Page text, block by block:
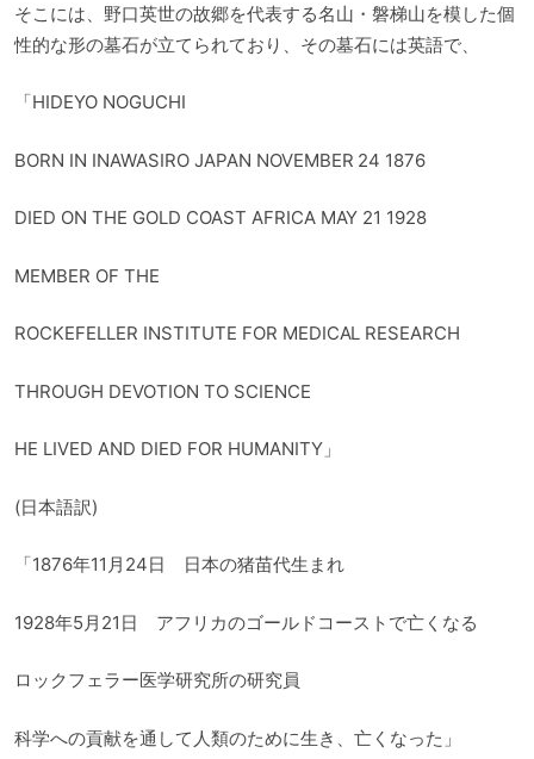
そこには、野口英世の故郷を代表する名山・磐梯山を模した個
性的な形の墓石が立てられており、その墓石には英語で、
「HIDEYO NOGUCHI
BORN IN INAWASIRO JAPAN NOVEMBER 24 1876
DIED ON THE GOLD COAST AFRICA MAY 21 1928
MEMBER OF THE
ROCKEFELLER INSTITUTE FOR MEDICAL RESEARCH
THROUGH DEVOTION TO SCIENCE
HE LIVED AND DIED FOR HUMANITY」
(日本語訳)
「1876年11月24日 日本の猪苗代生まれ
1928年5月21日 アフリカのゴールドコーストで亡くなる
ロックフェラー医学研究所の研究員
科学への貢献を通して人類のために生き、亡くなった」